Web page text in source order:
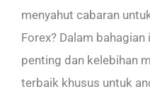
menyahut cabaran
Forex? Dalam
penting dan kelebihan
terbaik khusus untuk